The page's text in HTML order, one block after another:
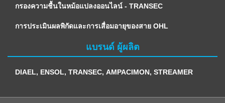
กรองความชื้นในหม้อแปลงออนไลน์ - TRANSEC
การประเมินผลพิกัดและการเสื่อมอายุของสาย OHL
แบรนด์ ผู้ผลิต
DIAEL, ENSOL, TRANSEC, AMPACIMON, STREAMER